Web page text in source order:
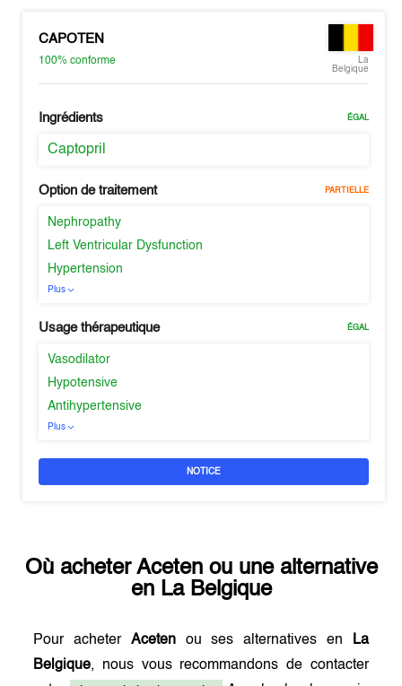
CAPOTEN
100%conforme
La
Belgique
Ingrédients ÉGAL
Captopril
Option de traitement PARTIELLE
Nephropathy
Left Ventricular Dysfunction
Hypertension
Plus
Usage thérapeutique ÉGAL
Vasodilator
Hypotensive
Antihypertensive
Plus
NOTICE
Où acheter Acetenou une alternative
en La Belgique
Pour acheter Acetenou ses alternatives en
La
Belgique, nous vous recommandons de contacter